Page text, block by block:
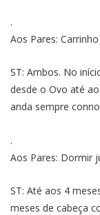
.
Aos Pares:
ST: Ambos. No
desde o Ovo até
anda sempre
.
Aos Pares: Dormir
ST: Até aos 4
meses de cabeça